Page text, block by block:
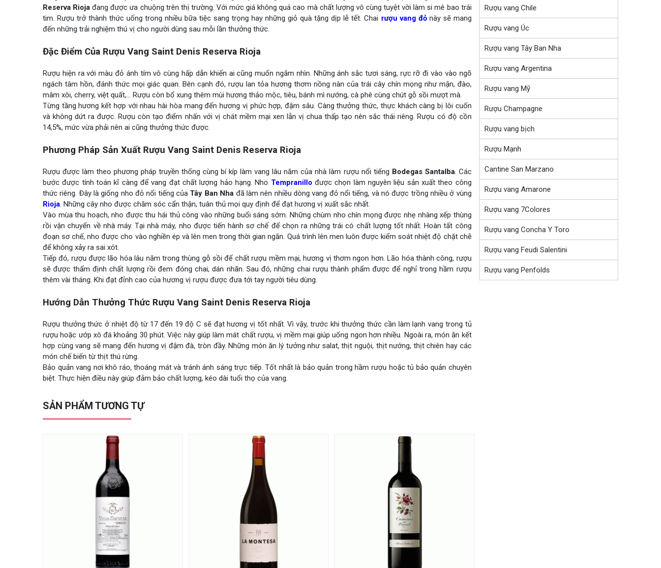
Reserva Riojađang được ưa chuộng trên thị trường. Với mức giá không quá cao mà chất lượng vô cùng tuyệt vời làm si mê bao trái
tim. Rượu trở thành thức uống trong nhiều bữa tiệc sang trọng hay những giỏ quà tặng dịp lễ tết. Chai rượu vang đỏnày sẽ mang
đến những trải nghiệm thú vị cho người dùng sau mỗi lần thưởng thức.
Đặc Điểm Của Rượu Vang Saint Denis Reserva Rioja
Rượu hiện ra với màu đỏ ánh tím vô cùng hấp dẫn khiến ai cũng muốn ngắm nhìn. Những ánh sắc tươi sáng, rực rỡ đi vào vào ngõ
ngách tâm hồn, đánh thức mọi giác quan. Bên cạnh đó, rượu lan tỏa hương thơm nồng nàn của trái cây chín mọng như mận, đào,
mâm xôi, cherry, việt quất,… Rượu còn bổ xung thêm mùi hương thảo mộc, tiêu, bánh mì nướng, cà phê cùng chút gỗ sồi mượt mà.
Từng tầng hương kết hợp với nhau hài hòa mang đến hương vị phức hợp, đậm sâu. Càng thưởng thức, thực khách càng bị lôi cuốn
và không dứt ra được. Rượu còn tạo điểm nhấn với vị chát mềm mại xen lẫn vị chua thấp tạo nên sắc thái riêng. Rượu có độ cồn
14,5%, mức vừa phải nên ai cũng thưởng thức được.
Phương Pháp Sản Xuất Rượu Vang Saint Denis Reserva Rioja
Rượu được làm theo phương pháp truyền thống cùng bí kíp làm vang lâu năm của nhà làm rượu nổi tiếng Bodegas Santalba. Các
bước được tính toán kĩ càng để vang đạt chất lượng hảo hạng. Nho Tempranillo được chọn làm nguyên liệu sản xuất theo công
thức riêng. Đây là giống nho đỏ nổi tiếng của Tây Ban Nha đã làm nên nhiều dòng vang đỏ nổi tiếng, và nó được trồng nhiều ở vùng
Rioja. Những cây nho được chăm sóc cẩn thận, tuân thủ mọi quy định để đạt hương vị xuất sắc nhất.
Vào mùa thu hoạch, nho được thu hái thủ công vào những buổi sáng sớm. Những chùm nho chín mọng được nhẹ nhàng xếp thùng
rồi vận chuyển về nhà máy. Tại nhà máy, nho được tiến hành sơ chế để chọn ra những trái có chất lượng tốt nhất. Hoàn tất công
đoạn sơ chế, nho được cho vào nghiền ép và lên men trong thời gian ngắn. Quá trình lên men luôn được kiểm soát nhiệt độ chặt chẽ
để không xảy ra sai xót.
Tiếp đó, rượu được lão hóa lâu năm trong thùng gỗ sồi để chất rượu mềm mại, hương vị thơm ngon hơn. Lão hóa thành công, rượu
sẽ được thẩm định chất lượng rồi đem đóng chai, dán nhãn. Sau đó, những chai rượu thành phẩm được để nghỉ trong hầm rượu
thêm vài tháng. Khi đạt đỉnh cao của hương vị rượu được đưa tới tay người tiêu dùng.
Hướng Dẫn Thưởng Thức Rượu Vang Saint Denis Reserva Rioja
Rượu thưởng thức ở nhiệt độ từ 17 đến 19 độ C sẽ đạt hương vị tốt nhất. Vì vậy, trước khi thưởng thức cần làm lạnh vang trong tủ
rượu hoặc ướp xô đá khoảng 30 phút. Việc này giúp làm mát chất rượu, vị mềm mại giúp uống ngon hơn nhiều. Ngoài ra, món ăn kết
hợp cùng vang sẽ mang đến hương vị đậm đà, tròn đầy. Những món ăn lý tưởng như salat, thịt nguội, thịt nướng, thịt chiên hay các
món chế biến từ thịt thú rừng.
Bảo quản vang nơi khô ráo, thoáng mát và tránh ánh sáng trực tiếp. Tốt nhất là bảo quản trong hầm rượu hoặc tủ bảo quản chuyên
biệt. Thực hiện điều này giúp đảm bảo chất lượng, kéo dài tuổi thọ của vang.
Rượu vang Chile
Rượu vang Úc
Rượu vang Tây Ban Nha
Rượu vang Argentina
Rượu vang Mỹ
Rượu Champagne
Rượu vang bịch
Rượu Mạnh
Cantine San Marzano
Rượu vang Amarone
Rượu vang 7Colores
Rượu vang Concha Y Toro
Rượu vang Feudi Salentini
Rượu vang Penfolds
SẢN PHẨM TƯƠNG TỰ